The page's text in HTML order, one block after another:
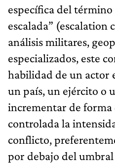
específica del término
escalada” (escalation
análisis militares,
especializados, este
habilidad de un actor
un país, un ejército o
incrementar de forma
controlada la
conflicto,
por debajo del